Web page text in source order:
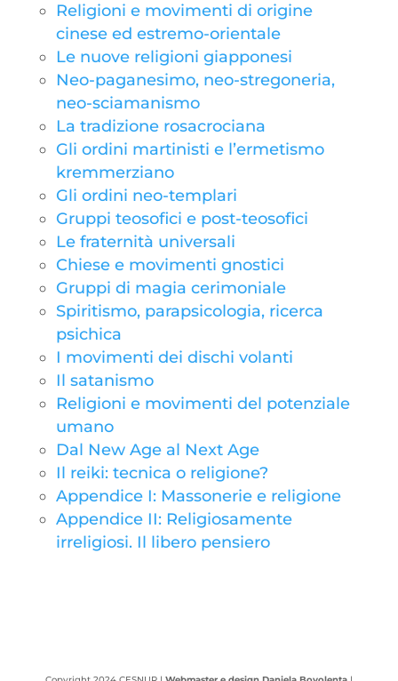
Religioni e movimenti di origine
cinese ed estremo-orientale
Le nuove religioni giapponesi
Neo-paganesimo, neo-stregoneria,
neo-sciamanismo
La tradizione rosacrociana
Gli ordini martinisti e l’ermetismo
kremmerziano
Gli ordini neo-templari
Gruppi teosofici e post-teosofici
Le fraternità universali
Chiese e movimenti gnostici
Gruppi di magia cerimoniale
Spiritismo, parapsicologia, ricerca
psichica
I movimenti dei dischi volanti
Il satanismo
Religioni e movimenti del potenziale
umano
Dal New Age al Next Age
Il reiki: tecnica o religione?
Appendice I: Massonerie e religione
Appendice II: Religiosamente
irreligiosi. Il libero pensiero